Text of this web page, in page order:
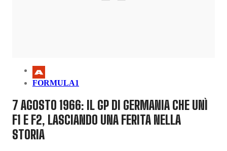
FORMULA1
7 AGOSTO 1966: IL GP DI GERMANIA CHE UNÌ
F1 E F2, LASCIANDO UNA FERITA NELLA
STORIA